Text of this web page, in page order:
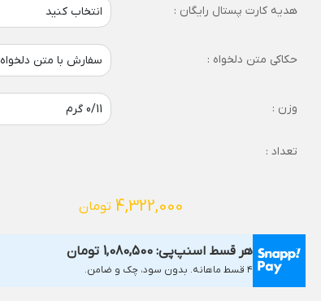
هدیه کارت پستال رایگان : انتخاب کنید
حکاکی متن دلخواه : سفارش با متن دلخواه
وزن :
تعداد :
4,322,000 تومان
هر قسط اسنپ‌پی: 1,080,500 تومان
۴ قسط ماهانه. بدون سود، چک و ضامن.